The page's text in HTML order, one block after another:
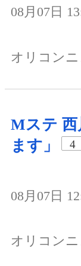
08月07日
オリコンニ
Mステ 西
ます」
4
08月07日
オリコンニ